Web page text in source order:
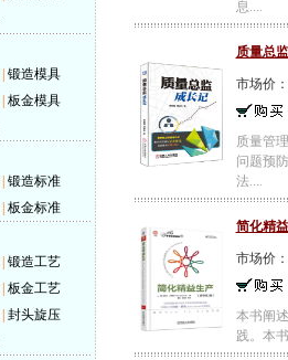
锻造模具
板金模具
锻造标准
板金标准
锻造工艺
板金工艺
封头旋压
息....
质量总
市场价：
质量管
问题预
法....
简化精
市场价：
本书阐
践。本